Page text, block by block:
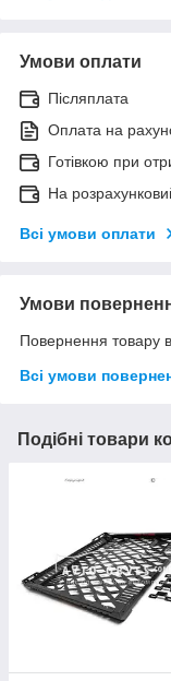
Умови оплати
Післяплата
Оплата на
Готівкою при
На
Всі умови оплати
Умови
Повернення товару
Всі умови
Подібні товари